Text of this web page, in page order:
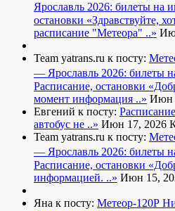
Ярославль 2026: билеты на
остановки «Здравствуйте,
расписание "Метеора" ..»
Team yatrans.ru к посту:
— Ярославль 2026: билеты
Расписание, остановки
момент информация ..» Июн
Евгений к посту: Расписание
автобус не ..» Июн 17, 2026
Team yatrans.ru к посту:
— Ярославль 2026: билеты
Расписание, остановки
информацией. ..» Июн 15,
Яна к посту: Метеор-120Р